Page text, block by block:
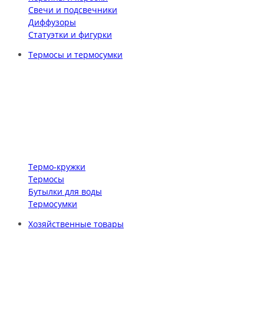
Свечи и подсвечники
Диффузоры
Статуэтки и фигурки
Термосы и термосумки
Термо-кружки
Термосы
Бутылки для воды
Термосумки
Хозяйственные товары